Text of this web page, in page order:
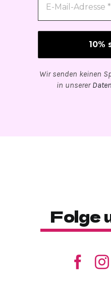
Wir senden keinen
in unserer
Folge